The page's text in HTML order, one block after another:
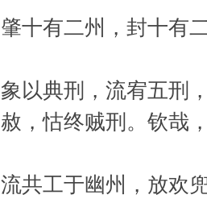
肇十有二州，封十有
象以典刑，流宥五刑
赦，怙终贼刑。钦哉
流共工于幽州，放欢